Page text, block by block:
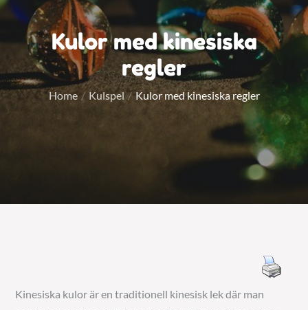
Kulor med kinesiska
regler
Home Kulspel Kulor med kinesiska regler
Kinesiska kulor är en traditionell kinesisk lek där man